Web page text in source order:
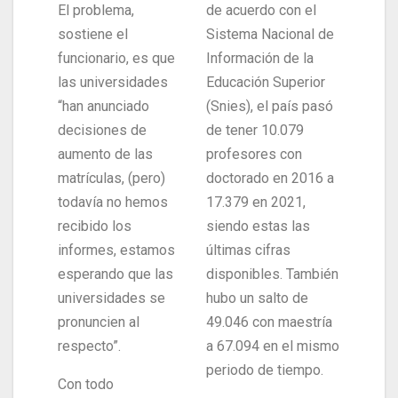
El problema,
sostiene el
funcionario, es que
las universidades
“han anunciado
decisiones de
aumento de las
matrículas, (pero)
todavía no hemos
recibido los
informes, estamos
esperando que las
universidades se
pronuncien al
respecto”.
Con todo
de acuerdo con el
Sistema Nacional de
Información de la
Educación Superior
(Snies), el país pasó
de tener 10.079
profesores con
doctorado en 2016 a
17.379 en 2021,
siendo estas las
últimas cifras
disponibles. También
hubo un salto de
49.046 con maestría
a 67.094 en el mismo
periodo de tiempo.